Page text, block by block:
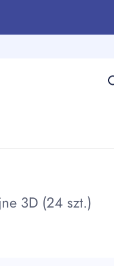
3D (24 szt.)